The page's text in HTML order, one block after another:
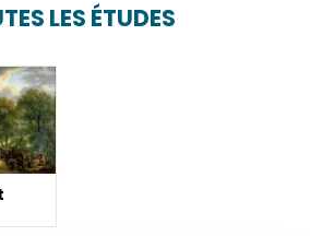
LES ÉTUDES